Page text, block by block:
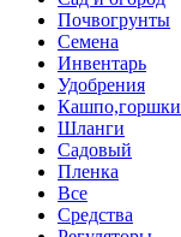
Почвогрунты
Семена
Инвентарь
Удобрения
Кашпо,горшки
Шланги
Садовый
Пленка
Все
Средства